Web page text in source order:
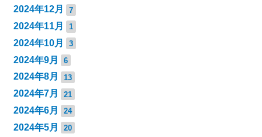
2024年12月 7
2024年11月 1
2024年10月 3
2024年9月 6
2024年8月 13
2024年7月 21
2024年6月 24
2024年5月 20